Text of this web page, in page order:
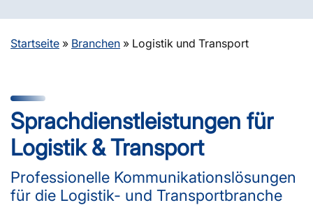
Startseite » Branchen » Logistik und Transport
Sprachdienstleistungen für
Logistik & Transport
Professionelle Kommunikationslösungen
für die Logistik- und Transportbranche